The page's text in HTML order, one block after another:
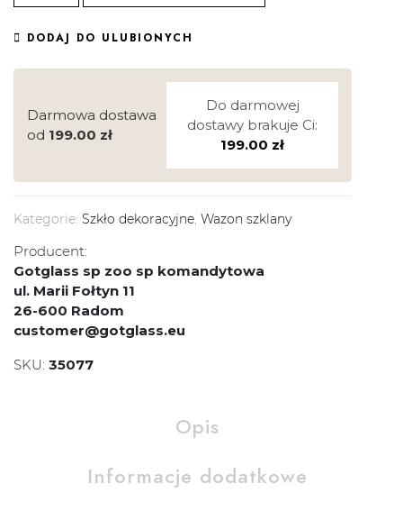
DODAJ DO ULUBIONYCH
Darmowa dostawa
od 199.00 zł
Do darmowej
dostawy brakuje Ci:
199.00 zł
Kategorie: Szkło dekoracyjne, Wazon szklany
Producent:
Gotglass sp zoo sp komandytowa
ul. Marii Fołtyn 11
26-600 Radom
customer@gotglass.eu
SKU: 35077
Opis
Informacje dodatkowe